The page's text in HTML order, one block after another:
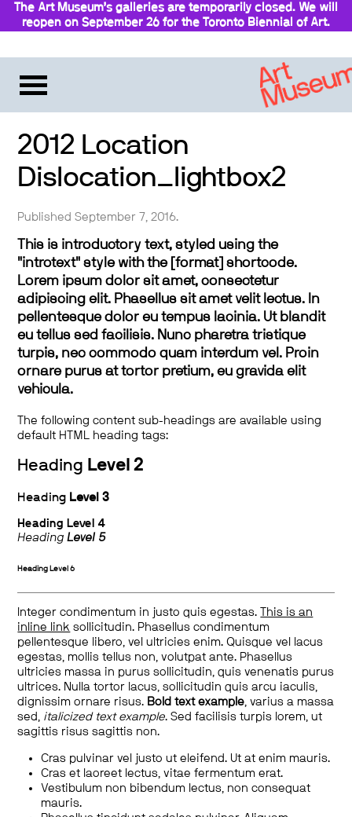
The Art Museum’s galleries are temporarily closed. We will
reopen on September 26 for the Toronto Biennial of Art.
2012 Location
Dislocation_lightbox2
Published September 7, 2016.
This is introductory text, styled using the
"introtext" style with the [format] shortcode.
Lorem ipsum dolor sit amet, consectetur
adipiscing elit. Phasellus sit amet velit lectus. In
pellentesque dolor eu tempus lacinia. Ut blandit
eu tellus sed facilisis. Nunc pharetra tristique
turpis, nec commodo quam interdum vel. Proin
ornare purus at tortor pretium, eu gravida elit
vehicula.
The following content sub-headings are available using
default HTML heading tags:
Heading Level 2
Heading Level 3
Heading Level 4
HeadingLevel 5
Heading Level 6
Integer condimentum in justo quis egestas.
This is an
inline link sollicitudin. Phasellus condimentum
pellentesque libero, vel ultricies enim. Quisque vel lacus
egestas, mollis tellus non, volutpat ante. Phasellus
ultricies massa in purus sollicitudin, quis venenatis purus
ultrices. Nulla tortor lacus, sollicitudin quis arcu iaculis,
dignissim ornare risus. Bold text example, varius a massa
sed, italicized text example. Sed facilisis turpis lorem, ut
sagittis risus sagittis non.
Cras pulvinar vel justo ut eleifend. Ut at enim mauris.
Cras et laoreet lectus, vitae fermentum erat.
Vestibulum non bibendum lectus, non consequat
mauris.